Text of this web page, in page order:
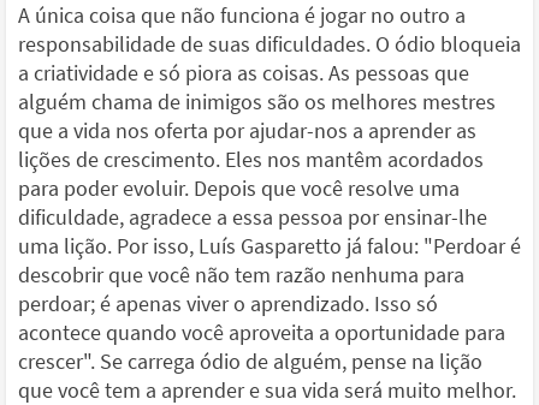
A única coisa que não funciona é jogar no outro a
responsabilidade de suas dificuldades. O ódio bloqueia
a criatividade e só piora as coisas. As pessoas que
alguém chama de inimigos são os melhores mestres
que a vida nos oferta por ajudar-nos a aprender as
lições de crescimento. Eles nos mantêm acordados
para poder evoluir. Depois que você resolve uma
dificuldade, agradece a essa pessoa por ensinar-lhe
uma lição. Por isso, Luís Gasparetto já falou: "Perdoar é
descobrir que você não tem razão nenhuma para
perdoar; é apenas viver o aprendizado. Isso só
acontece quando você aproveita a oportunidade para
crescer". Se carrega ódio de alguém, pense na lição
que você tem a aprender e sua vida será muito melhor.